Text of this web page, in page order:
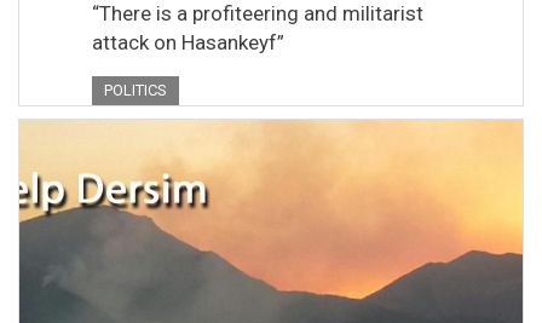
“There is a profiteering and militarist
attack on Hasankeyf”
POLITICS